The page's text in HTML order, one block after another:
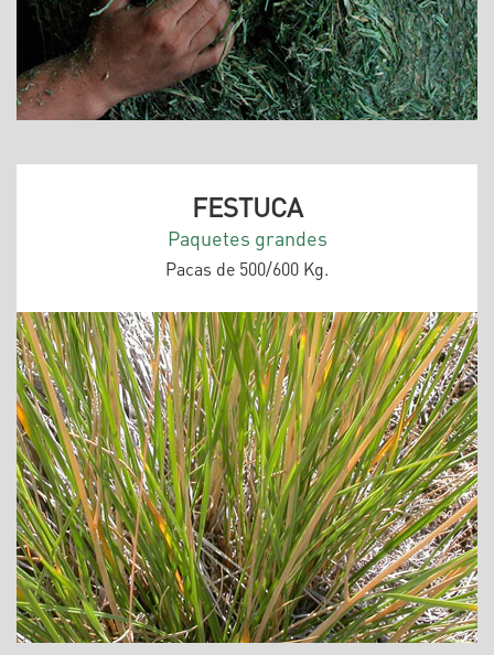
FESTUCA
Paquetes grandes
Pacas de 500/600 Kg.